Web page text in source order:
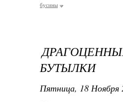
бусины
БУТЫЛКИ
Пятница, 18 Ноября